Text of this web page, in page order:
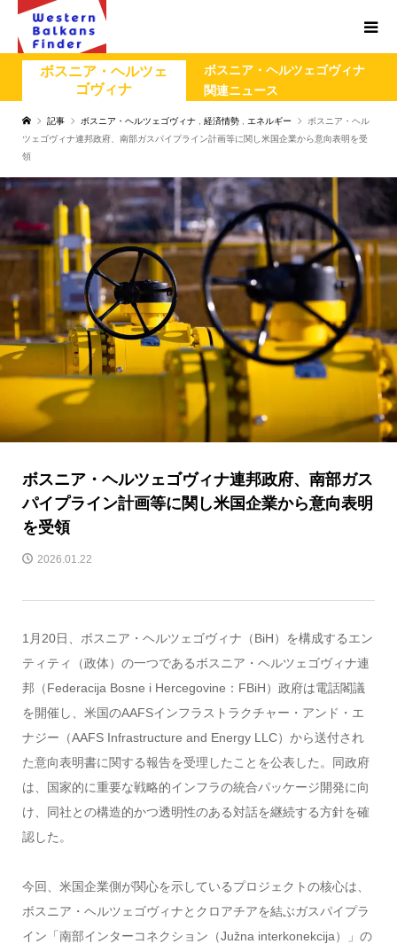
ボスニア・ヘルツェ
ゴヴィナ
ボスニア・ヘルツェゴヴィナ
関連ニュース
記事 ボスニア・ヘルツェゴヴィナ 経済情勢 エネルギー
ボスニア・ヘル
ツェゴヴィナ連邦政府、南部ガスパイプライン計画等に関し米国企業から意向表明を受
領
ボスニア・ヘルツェゴヴィナ連邦政府、南部ガス
パイプライン計画等に関し米国企業から意向表明
を受領
2026.01.22
1月20日、ボスニア・ヘルツェゴヴィナ（BiH）を構成するエン
ティティ（政体）の一つであるボスニア・ヘルツェゴヴィナ連
邦（Federacija Bosne i Hercegovine：FBiH）政府は電話閣議
を開催し、米国のAAFSインフラストラクチャー・アンド・エ
ナジー（AAFS Infrastructure and Energy LLC）から送付され
た意向表明書に関する報告を受理したことを公表した。同政府
は、国家的に重要な戦略的インフラの統合パッケージ開発に向
け、同社との構造的かつ透明性のある対話を継続する方針を確
認した。
今回、米国企業側が関心を示しているプロジェクトの核心は、
ボスニア・ヘルツェゴヴィナとクロアチアを結ぶガスパイプラ
イン「南部インターコネクション（Južna interkonekcija）」の